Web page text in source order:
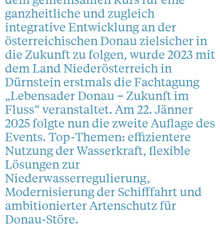
ganzheitliche und zugleich
integrative Entwicklung an der
österreichischen Donau zielsicher in
die Zukunft zu folgen, wurde 2023 mit
dem Land Niederösterreich in
Dürnstein erstmals die Fachtagung
„Lebensader Donau – Zukunft im
Fluss“ veranstaltet. Am 22. Jänner
2025 folgte nun die zweite Auflage des
Events. Top-Themen: effizientere
Nutzung der Wasserkraft, flexible
Lösungen zur
Niederwasserregulierung,
Modernisierung der Schifffahrt und
ambitionierter Artenschutz für
Donau-Störe.